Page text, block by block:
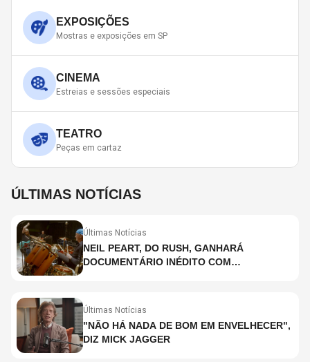
EXPOSIÇÕES
Mostras e exposições em SP
CINEMA
Estreias e sessões especiais
TEATRO
Peças em cartaz
ÚLTIMAS NOTÍCIAS
Últimas Notícias
NEIL PEART, DO RUSH, GANHARÁ
DOCUMENTÁRIO INÉDITO COM
Últimas Notícias
"NÃO HÁ NADA DE BOM EM ENVELHECER",
DIZ MICK JAGGER